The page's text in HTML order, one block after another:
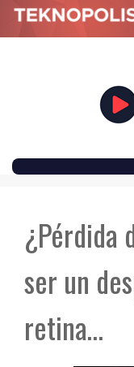
CONTENT
¿Pérdida
ser un
retina…